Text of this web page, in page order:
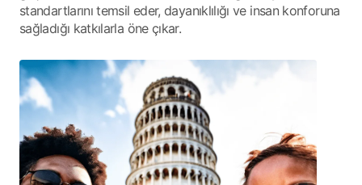
standartlarını temsil eder, dayanıklılığı ve insan konforuna
sağladığı katkılarla öne çıkar.